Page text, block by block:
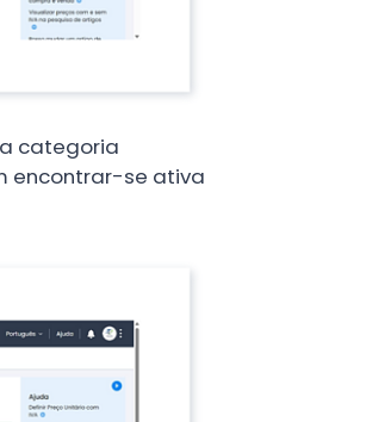
categoria
encontrar-se ativa